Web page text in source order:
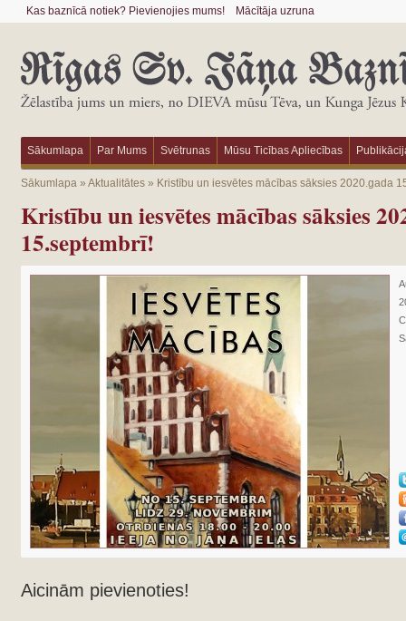
Kas baznīcā notiek? Pievienojies mums! Mācītāja uzruna
Sākumlapa Par Mums Svētrunas Mūsu Ticības Apliecības
Sākumlapa» Aktualitātes» Kristību un iesvētes mācības sāksies 2020.gada
Kristību un iesvētes mācības sāksies
15.septembrī!
Aicinām pievienoties!